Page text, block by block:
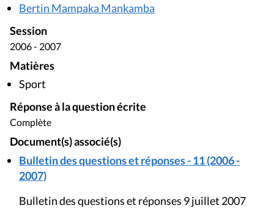
Bertin Mampaka Mankamba
Session
2006 - 2007
Matières
Sport
Réponse à la question écrite
Complète
Document(s) associé(s)
Bulletin des questions et réponses - 11 (2006 -
2007)
Bulletin des questions et réponses 9 juillet 2007